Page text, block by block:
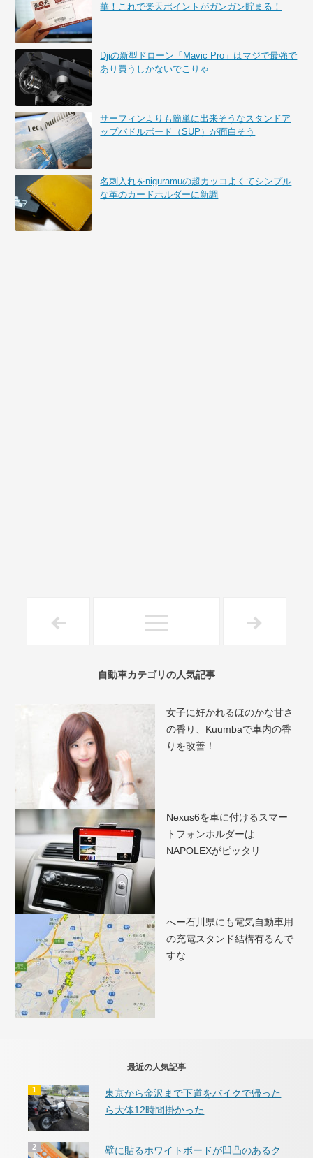
華！これで楽天ポイントがガンガン貯まる！
Djiの新型ドローン「Mavic Pro」はマジで最強で
あり買うしかないでこりゃ
サーフィンよりも簡単に出来そうなスタンドア
ップパドルボード（SUP）が面白そう
名刺入れをniguramuの超カッコよくてシンプル
な革のカードホルダーに新調
自動車カテゴリの人気記事
女子に好かれるほのかな甘さ
の香り、Kuumbaで車内の香
りを改善！
Nexus6を車に付けるスマー
トフォンホルダーは
NAPOLEXがピッタリ
へー石川県にも電気自動車用
の充電スタンド結構有るんで
すな
最近の人気記事
東京から金沢まで下道をバイクで帰った
ら大体12時間掛かった
壁に貼るホワイトボードが凹凸のあるク